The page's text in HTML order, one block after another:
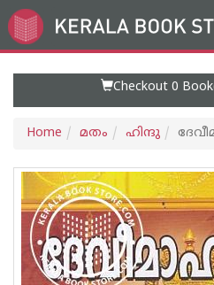
Go
to
Checkout 0
Home മതം ഹിന്ദു